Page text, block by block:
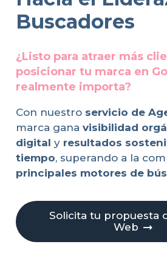
Buscadores
¿Listo para atraer más
posicionar tu marca en
realmente importa?
Con nuestro servicio de
marca gana visibilidad
digital y resultados
tiempo, superando a la
principales motores de
Solicita tu propuesta
Web